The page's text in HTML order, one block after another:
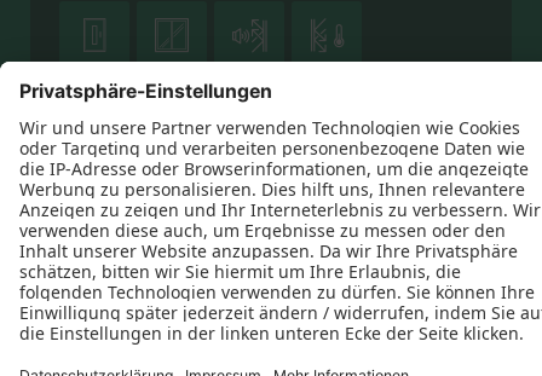
   

Datenschutz Impressum
Kontakt
Heiko Bonnet © 2026